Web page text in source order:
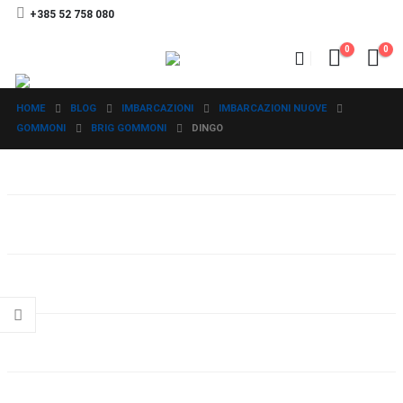
+385 52 758 080
0 0
HOME BLOG IMBARCAZIONI
IMBARCAZIONI NUOVE
GOMMONI
BRIG GOMMONI DINGO